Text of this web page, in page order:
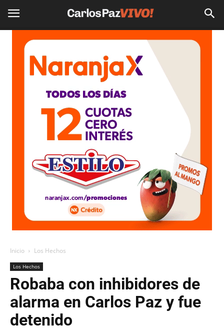
Inicio Los Hechos
Los Hechos
Robaba con inhibidores de
alarma en Carlos Paz y fue
detenido